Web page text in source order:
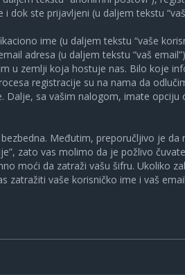
dok ste prijavljeni (u daljem tekstu
ime (u daljem tekstu “vaše
adresa (u daljem tekstu “vaš
u zemlji koja hostuje nas. Bilo koje
registracije su na nama da
sa vašim nalogom, imate
Međutim, preporučljivo je
zato vas molimo da je požlivo
moći da zatraži vašu šifru. Ukoliko
zatražiti vaše korisničko ime i vaš